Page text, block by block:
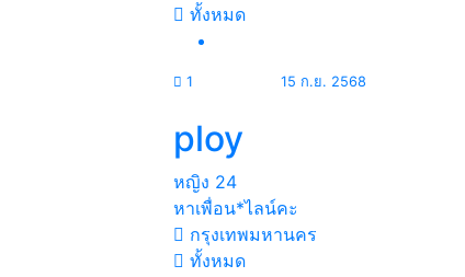
ทั้งหมด
1 15 ก.ย. 2568
ploy
หญิง 24
หาเพื่อน*ไลน์คะ
กรุงเทพมหานคร
ทั้งหมด